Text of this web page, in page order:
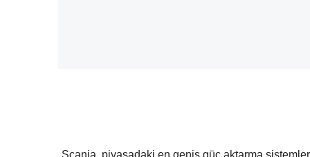
Scania, piyasadaki en geniş güç aktarma